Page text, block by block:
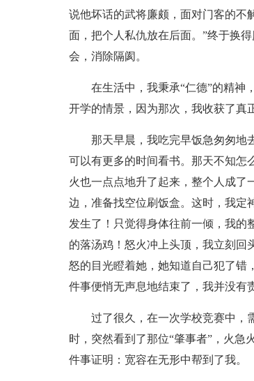
说他坏话的武将廉颇，面对门客的不
面，把个人私仇放在后面。”终于换
会，消除隔阂。
在生活中，我秉承“仁德”的精神
开学的情景，因为那次，我收获了真
那天早晨，我吃完早饭急匆匆地
可以有更多的时间看书。那天不知怎
火也一点点地升了起来，整个人成了
边，准备找空位刷饭盒。这时，我定
发生了！只觉得身体往前一倾，我的
的落汤鸡！怒火冲上头顶，我立刻回
怒的目光瞪着她，她知道自己犯了错
件事便悄无声息地结束了，我并没有
过了很久，在一次学校竞赛中，
时，突然看到了那位“肇事者”，火急
件事证明：宽容在无形中帮到了我。